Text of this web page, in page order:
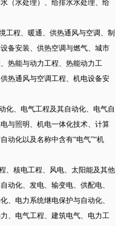
（水处理）、给排水水处理、给
工程、暖通、供热通风与空调、制
备安装、供热空调与燃气、城市
热能与动力工程、热能动力工
热通风与空调工程、机电设备安
化、电气工程及其自动化、电气自
与照明、机电一体化技术、计算
动化以及名称中含有“电气”“机
、核电工程、风电、太阳能及其他
动化、发电、输变电、供配电、
、电力系统继电保护与自动化、
、电气工程、建筑电气、电力工